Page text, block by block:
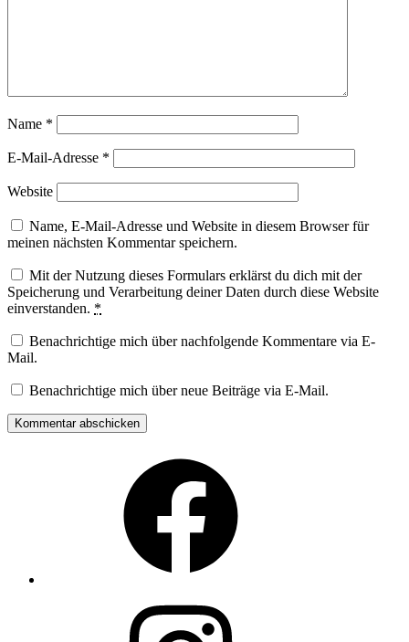
Name *
E-Mail-Adresse *
Website
Name, E-Mail-Adresse und Website in diesem Browser für
meinen nächsten Kommentar speichern.
Mit der Nutzung dieses Formulars erklärst du dich mit der
Speicherung und Verarbeitung deiner Daten durch diese Website
einverstanden. *
Benachrichtige mich über nachfolgende Kommentare via E-
Mail.
Benachrichtige mich über neue Beiträge via E-Mail.